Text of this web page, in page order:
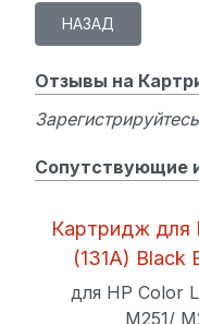
Отзывы на
Сопутствующие
Картридж для
(131A) Black
для HP Color
M251/